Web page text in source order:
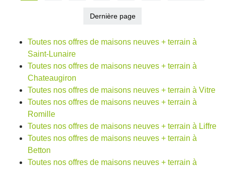
Dernière page
Toutes nos offres de maisons neuves + terrain à
Saint-Lunaire
Toutes nos offres de maisons neuves + terrain à
Chateaugiron
Toutes nos offres de maisons neuves + terrain à Vitre
Toutes nos offres de maisons neuves + terrain à
Romille
Toutes nos offres de maisons neuves + terrain à Liffre
Toutes nos offres de maisons neuves + terrain à
Betton
Toutes nos offres de maisons neuves + terrain à